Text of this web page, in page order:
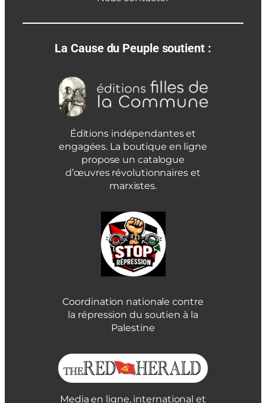
La Cause du Peuple soutient :
Éditions indépendantes et
engagées. La boutique en ligne
propose un catalogue
d’œuvres révolutionnaires et
marxistes.
Coordination nationale contre
la répression du soutien à la
Palestine
Media en ligne, international et